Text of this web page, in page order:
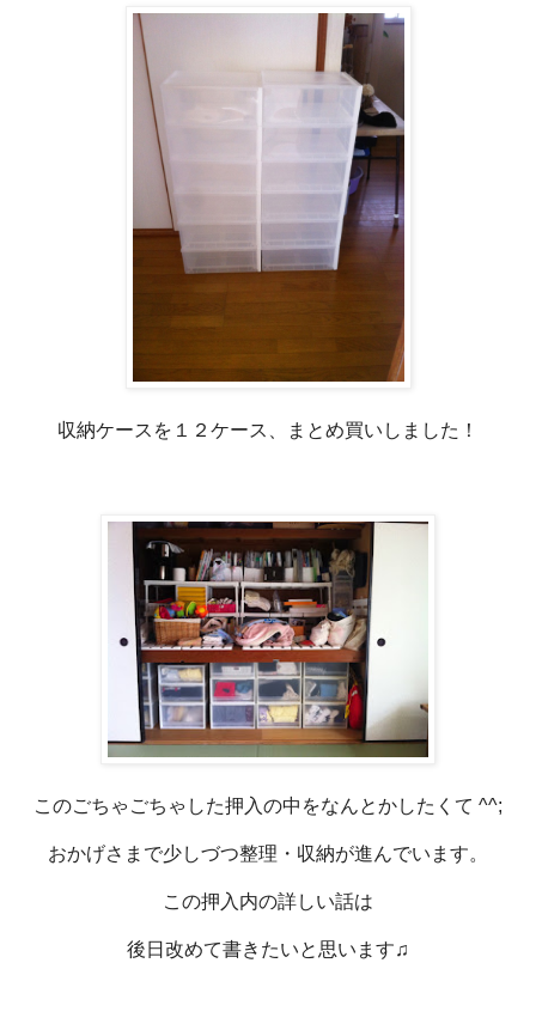
収納ケースを１２ケース、まとめ買いしました！
このごちゃごちゃした押入の中をなんとかしたくて ^^;
おかげさまで少しづつ整理・収納が進んでいます。
この押入内の詳しい話は
後日改めて書きたいと思います♫